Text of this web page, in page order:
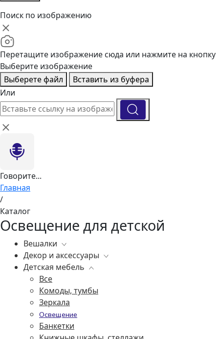
Поиск по изображению
Перетащите изображение сюда или нажмите на кнопку
Выберите изображение
Выберете файл
Вставить из буфера
Или
Говорите...
Главная
/
Каталог
Освещение для детской
Вешалки
Все
Декор и аксессуары
Все
Вазы
Элитные зеркала
Ковры
Статуэтки
Часы
Детская мебель
Все
Комоды, тумбы
Зеркала
Освещение
Банкетки